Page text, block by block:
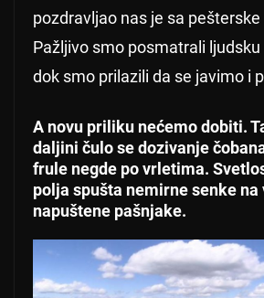
pozdravljao nas je sa pešterske
Pažljivo smo posmatrali
dok smo prilazili da se javimo i
A novu priliku nećemo dobiti.
daljini čulo se dozivanje
frule negde po vrletima.
polja spušta nemirne senke na
napuštene pašnjake.